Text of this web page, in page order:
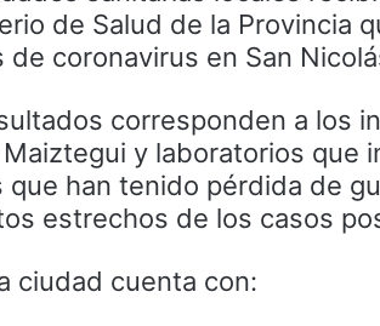
de Salud de la Provincia
de coronavirus en San
corresponden a los
y laboratorios que
que han tenido pérdida de
estrechos de los casos
ciudad cuenta con: